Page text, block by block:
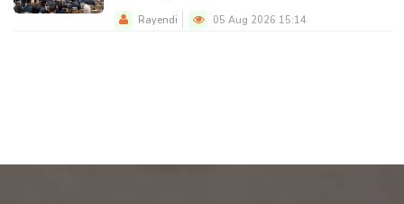
Rayendi 05 Aug 2026 15:14